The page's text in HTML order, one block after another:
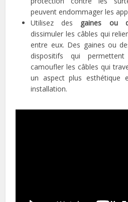
peuvent endommager les
Utilisez des gaines ou
dissimuler les câbles qui
entre eux. Des gaines ou
dispositifs qui
camoufler les câbles qui
un aspect plus esthétique
installation.